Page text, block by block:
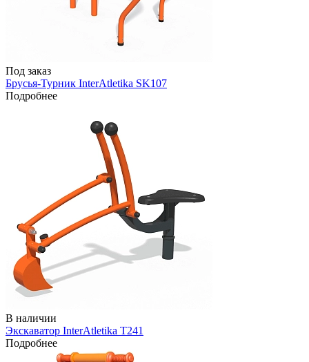
Под заказ
Брусья-Турник InterAtletika SK107
Подробнее
В наличии
Экскаватор InterAtletika Т241
Подробнее